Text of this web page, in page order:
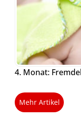
4. Monat:
Mehr Artikel